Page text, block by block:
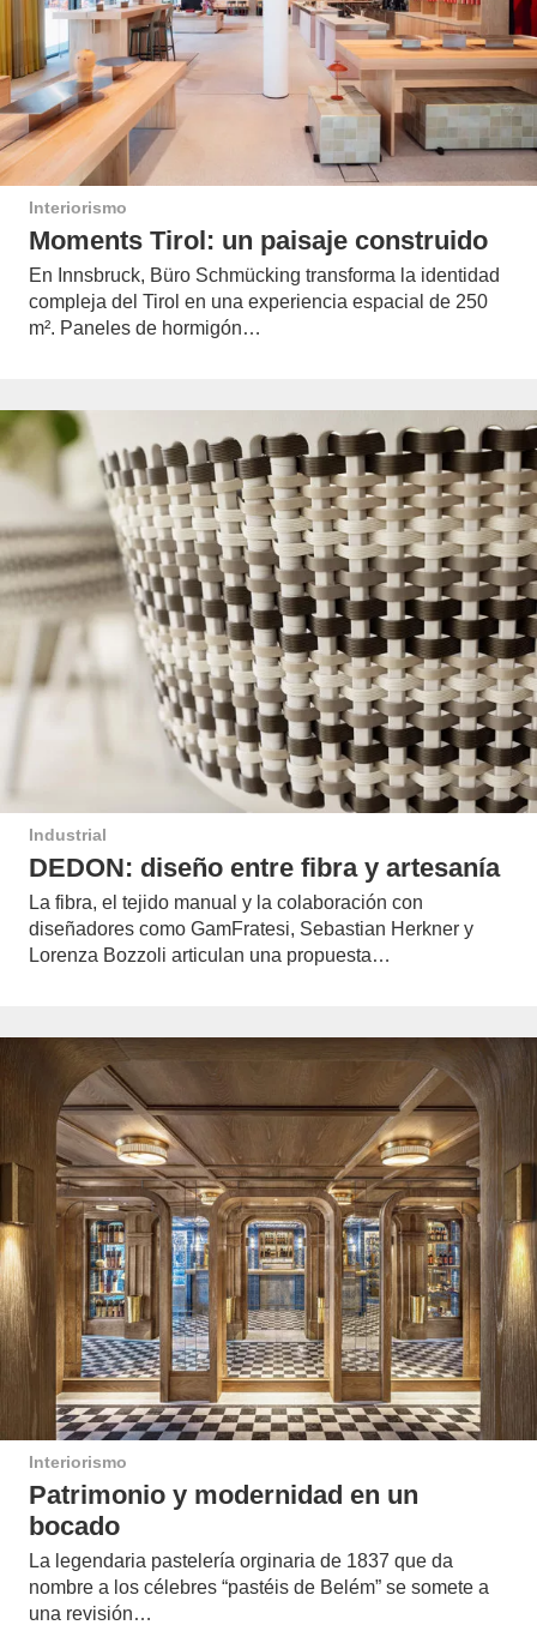
Interiorismo
Moments Tirol: un paisaje construido
En Innsbruck, Büro Schmücking transforma la identidad
compleja del Tirol en una experiencia espacial de 250
m². Paneles de hormigón…
Industrial
DEDON: diseño entre fibra y artesanía
La fibra, el tejido manual y la colaboración con
diseñadores como GamFratesi, Sebastian Herkner y
Lorenza Bozzoli articulan una propuesta…
Interiorismo
Patrimonio y modernidad en un
bocado
La legendaria pastelería orginaria de 1837 que da
nombre a los célebres “pastéis de Belém” se somete a
una revisión…